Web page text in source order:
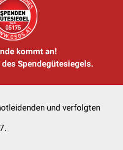
kommt an!
Spendegütesiegels.
und verfolgten